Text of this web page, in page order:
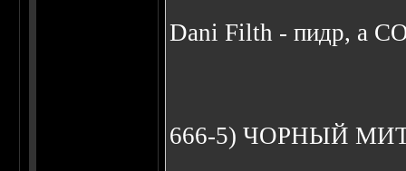
Dani Filth - пидр, а
666-5) ЧОРHЫЙ